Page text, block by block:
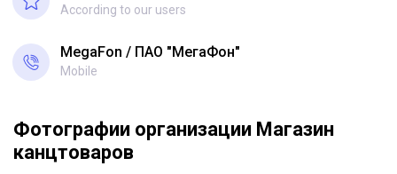
According to our users
MegaFon ПАО "МегаФон"
Mobile
Фотографии организации Магазин
канцтоваров